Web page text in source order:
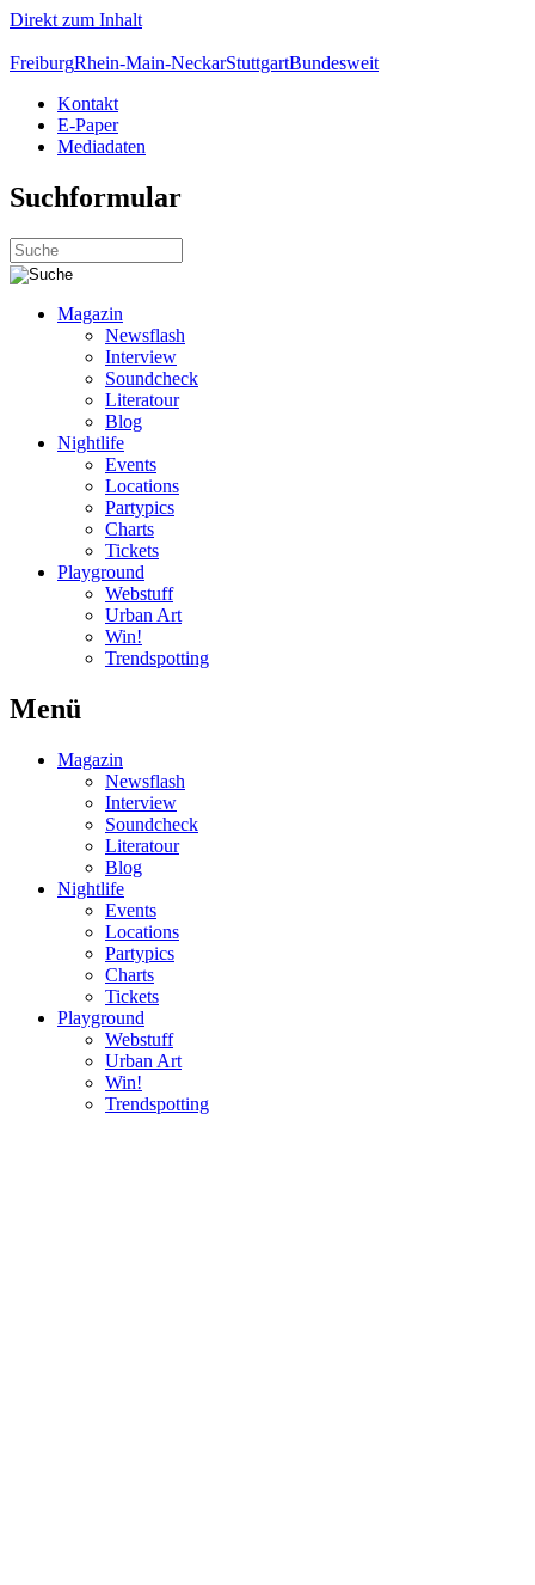
Direkt zum Inhalt
FreiburgRhein-Main-NeckarStuttgartBundesweit
Kontakt
E-Paper
Mediadaten
Suchformular
Magazin
Newsflash
Interview
Soundcheck
Literatour
Blog
Nightlife
Events
Locations
Partypics
Charts
Tickets
Playground
Webstuff
Urban Art
Win!
Trendspotting
Menü
Magazin
Newsflash
Interview
Soundcheck
Literatour
Blog
Nightlife
Events
Locations
Partypics
Charts
Tickets
Playground
Webstuff
Urban Art
Win!
Trendspotting